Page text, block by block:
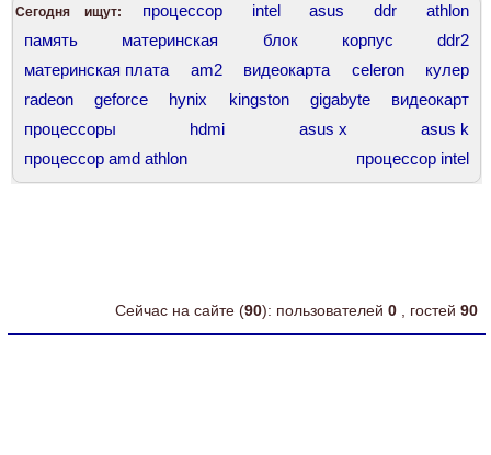
Сегодня ищут: процессор intel asus ddr
athlon
память
материнская блок корпус
ddr2
материнская плата
am2 видеокарта celeron
кулер
radeon
geforce hynix kingston gigabyte
видеокарт
процессоры
hdmi asus x
asus k
процессор amd athlon
процессор intel
процессор intel core
переходник
компьютер
Сейчас на сайте (90): пользователей 0 , гостей 90